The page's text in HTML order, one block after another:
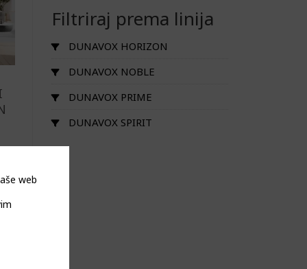
Filtriraj prema linija
DUNAVOX HORIZON
DUNAVOX NOBLE
DUNAVOX PRIME
DUNAVOX SPIRIT
web